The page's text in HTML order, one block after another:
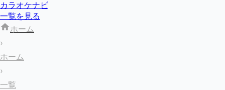
カラオケナビ
一覧を見る
ホーム
›
ホーム
›
一覧